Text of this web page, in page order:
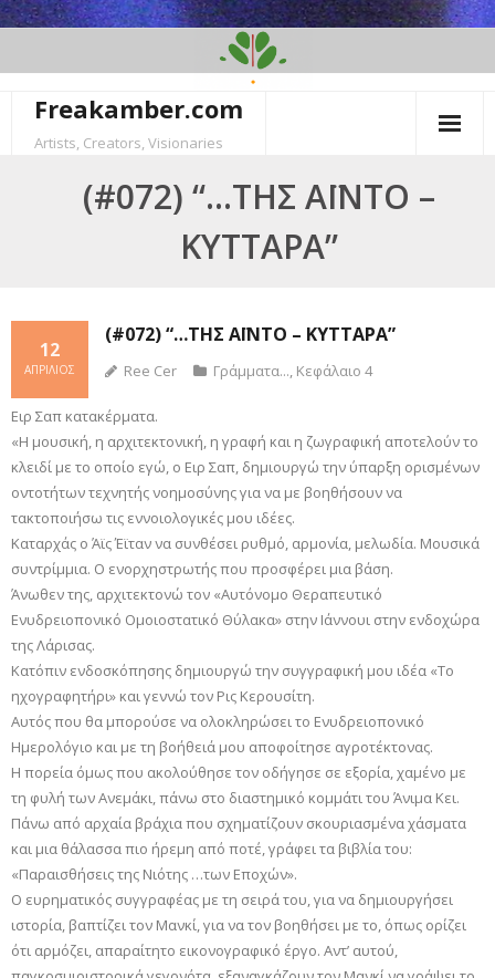
Freakamber.com
Artists, Creators, Visionaries
(#072) “…ΤΗΣ ΆΪΝΤΟ –
ΚΎΤΤΑΡΑ”
(#072) “…ΤΗΣ ΆΪΝΤΟ – ΚΎΤΤΑΡΑ”
12
ΑΠΡΊΛΙΟΣ Ree Cer Γράμματα..., Κεφάλαιο 4
Ειρ Σαπ κατακέρματα.
«Η μουσική, η αρχιτεκτονική, η γραφή και η ζωγραφική αποτελούν το
κλειδί με το οποίο εγώ, ο Ειρ Σαπ, δημιουργώ την ύπαρξη ορισμένων
οντοτήτων τεχνητής νοημοσύνης για να με βοηθήσουν να
τακτοποιήσω τις εννοιολογικές μου ιδέες.
Καταρχάς ο Άϊς Έϊταν να συνθέσει ρυθμό, αρμονία, μελωδία. Μουσικά
συντρίμμια. Ο ενορχηστρωτής που προσφέρει μια βάση.
Άνωθεν της, αρχιτεκτονώ τον «Αυτόνομο Θεραπευτικό
Ενυδρειοπονικό Ομοιοστατικό Θύλακα» στην Ιάννουι στην ενδοχώρα
της Λάρισας.
Κατόπιν ενδοσκόπησης δημιουργώ την συγγραφική μου ιδέα «Το
ηχογραφητήρι» και γεννώ τον Ρις Κερουσίτη.
Αυτός που θα μπορούσε να ολοκληρώσει το Ενυδρειοπονικό
Ημερολόγιο και με τη βοήθειά μου αποφοίτησε αγροτέκτονας.
Η πορεία όμως που ακολούθησε τον οδήγησε σε εξορία, χαμένο με
τη φυλή των Ανεμάκι, πάνω στο διαστημικό κομμάτι του Άνιμα Κει.
Πάνω από αρχαία βράχια που σχηματίζουν σκουριασμένα χάσματα
και μια θάλασσα πιο ήρεμη από ποτέ, γράφει τα βιβλία του:
«Παραισθήσεις της Νιότης …των Εποχών».
Ο ευρηματικός συγγραφέας με τη σειρά του, για να δημιουργήσει
ιστορία, βαπτίζει τον Μανκί, για να τον βοηθήσει με το, όπως ορίζει
ότι αρμόζει, απαραίτητο εικονογραφικό έργο. Αντ’ αυτού,